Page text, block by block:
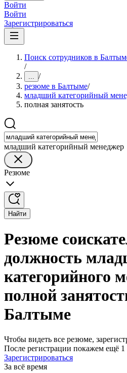
Войти
Войти
Зарегистрироваться
Поиск сотрудников в
/
... /
резюме в Балтыме/
младший категорийный
полная занятость
младший категорийный менеджер
Резюме
Найти
Резюме
должность
категорийного
полной
Балтыме
Чтобы видеть все резюме,
После регистрации покажем ещё
Зарегистрироваться
За всё время